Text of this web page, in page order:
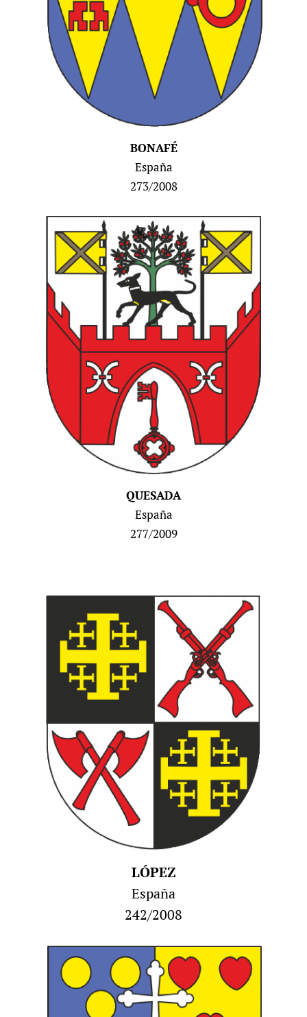
BONAFÉ
España
273/2008
QUESADA
España
277/2009
LÓPEZ
España
242/2008